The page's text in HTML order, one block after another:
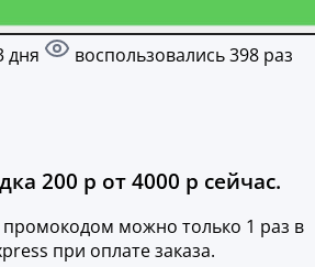
дня воспользовались 398 раз
200 р от 4000 р сейчас.
промокодом можно только 1 раз в
при оплате заказа.